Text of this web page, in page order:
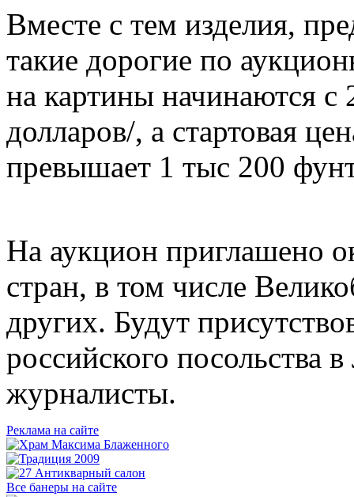
Вместе с тем изделия,
такие дорогие по
на картины начинаются с
долларов/, а стартовая
превышает 1 тыс 200
На аукцион приглашено
стран, в том числе
других. Будут
российского посольства
журналисты.
Реклама на сайте
Все банеры на сайте